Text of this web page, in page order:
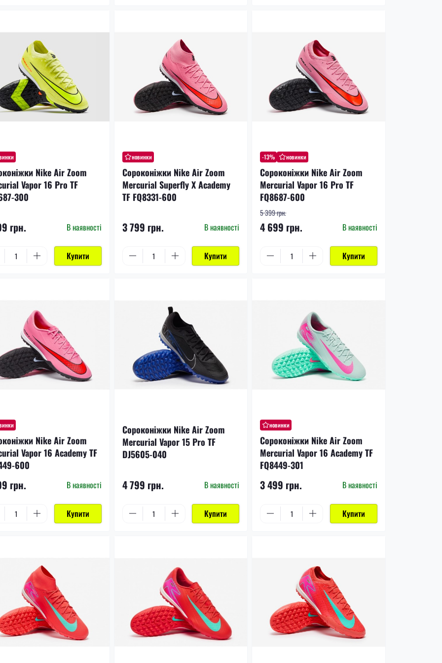
Nike Air Zoom
Vapor 16 Pro TF
300
грн. В наявності
Купити
новинки
Сороконіжки Nike Air Zoom
Mercurial Superfly X Academy
TF FQ8331-600
3 799 грн. В наявності
Купити
-13% новинки
Сороконіжки Nike Air Zoom
Mercurial Vapor 16 Pro TF
FQ8687-600
5 399 грн.
4 699 грн. В наявності
Купити
Nike Air Zoom
Vapor 16 Academy TF
600
грн. В наявності
Купити
Сороконіжки Nike Air Zoom
Mercurial Vapor 15 Pro TF
DJ5605-040
4 799 грн. В наявності
Купити
новинки
Сороконіжки Nike Air Zoom
Mercurial Vapor 16 Academy TF
FQ8449-301
3 499 грн. В наявності
Купити